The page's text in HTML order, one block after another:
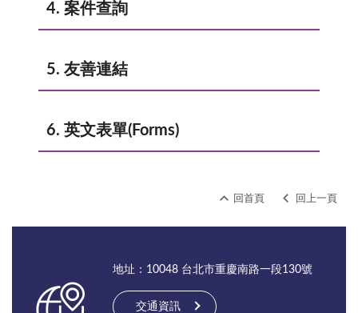
4. 案件查詢
5. 友善連結
6. 英文表單(Forms)
回首頁 回上一頁
地址：10048 台北市重慶南路一段130號
交通資訊